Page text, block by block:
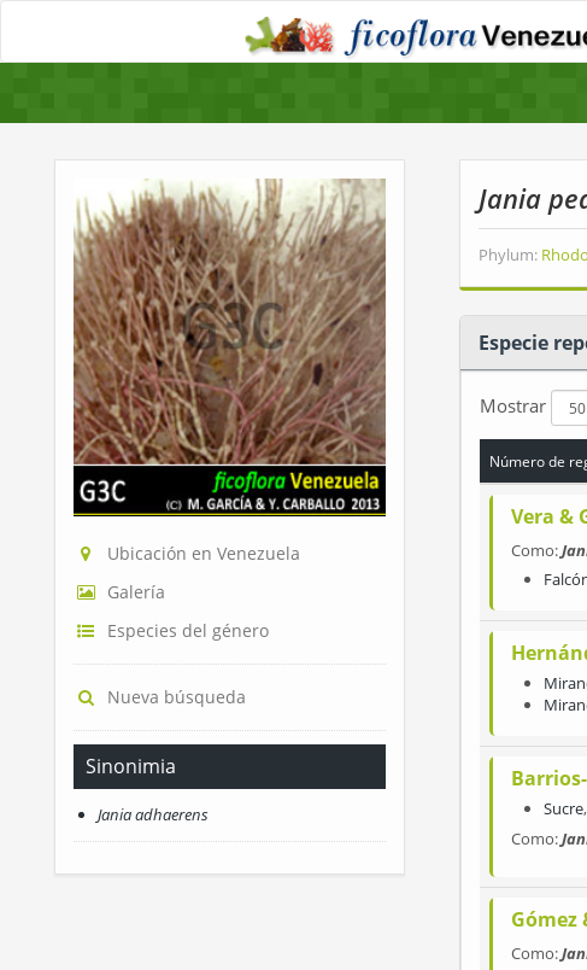
Ubicación en Venezuela
Galería
Especies del género
Nueva búsqueda
Sinonimia
Jania adhaerens
Jania
Phylum:
Especie
Mostrar
Número de
Vera &
Como:
Sucre,
Como:
Gómez
Como: